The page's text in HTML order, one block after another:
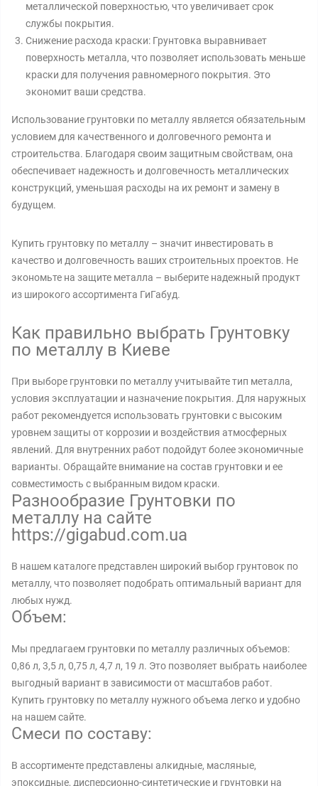
металлической поверхностью, что увеличивает срок
службы покрытия.
Снижение расхода краски: Грунтовка выравнивает
поверхность металла, что позволяет использовать меньше
краски для получения равномерного покрытия. Это
экономит ваши средства.
Использование грунтовки по металлу является обязательным
условием для качественного и долговечного ремонта и
строительства. Благодаря своим защитным свойствам, она
обеспечивает надежность и долговечность металлических
конструкций, уменьшая расходы на их ремонт и замену в
будущем.
Купить грунтовку по металлу – значит инвестировать в
качество и долговечность ваших строительных проектов. Не
экономьте на защите металла – выберите надежный продукт
из широкого ассортимента ГиГабуд.
Как правильно выбрать Грунтовку
по металлу в Киеве
При выборе грунтовки по металлу учитывайте тип металла,
условия эксплуатации и назначение покрытия. Для наружных
работ рекомендуется использовать грунтовки с высоким
уровнем защиты от коррозии и воздействия атмосферных
явлений. Для внутренних работ подойдут более экономичные
варианты. Обращайте внимание на состав грунтовки и ее
совместимость с выбранным видом краски.
Разнообразие Грунтовки по
металлу на сайте
https://gigabud.com.ua
В нашем каталоге представлен широкий выбор грунтовок по
металлу, что позволяет подобрать оптимальный вариант для
любых нужд.
Объем:
Мы предлагаем грунтовки по металлу различных объемов:
0,86 л, 3,5 л, 0,75 л, 4,7 л, 19 л. Это позволяет выбрать наиболее
выгодный вариант в зависимости от масштабов работ.
Купить грунтовку по металлу нужного объема легко и удобно
на нашем сайте.
Смеси по составу:
В ассортименте представлены алкидные, масляные,
эпоксидные, дисперсионно-синтетические и грунтовки на